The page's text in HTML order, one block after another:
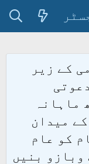
کے زیر
ماہانہ
میدان
کو عام
وبازو بنیں